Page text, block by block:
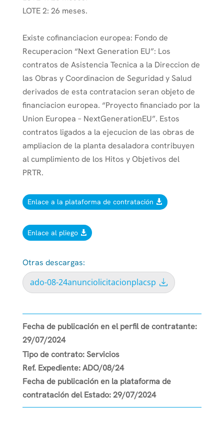
LOTE 2: 26 meses.
Existe cofinanciacion europea: Fondo de
Recuperacion “Next Generation EU”: Los
contratos de Asistencia Tecnica a la Direccion de
las Obras y Coordinacion de Seguridad y Salud
derivados de esta contratacion seran objeto de
financiacion europea. “Proyecto financiado por la
Union Europea – NextGenerationEU”. Estos
contratos ligados a la ejecucion de las obras de
ampliacion de la planta desaladora contribuyen
al cumplimiento de los Hitos y Objetivos del
PRTR.
Enlace a la plataforma de contratación
Enlace al pliego
Otras descargas:
ado-08-24anunciolicitacionplacsp
Fecha de publicación en el perfil de contratante:
29/07/2024
Tipo de contrato: Servicios
Ref. Expediente: ADO/08/24
Fecha de publicación en la plataforma de
contratación del Estado: 29/07/2024